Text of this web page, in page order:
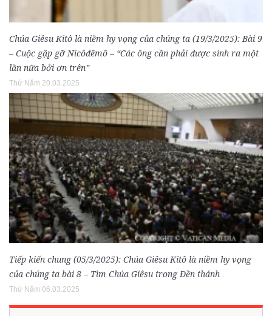
Chúa Giêsu Kitô là niềm hy vọng của chúng ta (19/3/2025): Bài 9
– Cuộc gặp gỡ Nicôđêmô – “Các ông cần phải được sinh ra một
lần nữa bởi ơn trên”
Thứ Năm 20.03.2025
Tiếp kiến chung (05/3/2025): Chúa Giêsu Kitô là niềm hy vọng
của chúng ta bài 8 – Tìm Chúa Giêsu trong Đền thánh
Thứ Năm 06.03.2025